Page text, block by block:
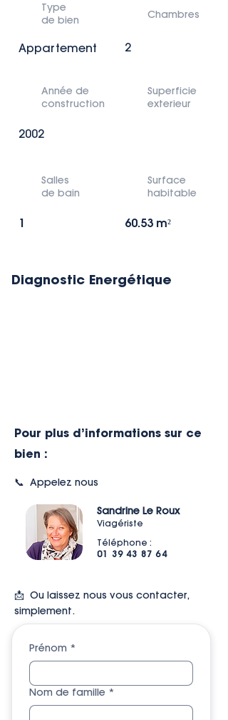
Type
de bien
Appartement
Chambres
2
Année de
construction
2002
Superficie
exterieur
Salles
de bain
Surface
habitable
60.53 m²
Diagnostic Energétique
Pour plus d’informations sur ce
bien :
📞 Appelez nous
Sandrine Le Roux
Viagériste
Téléphone :
01 39 43 87 64
📩 Ou laissez nous vous contacter,
simplement.
Prénom *
Nom de famille *